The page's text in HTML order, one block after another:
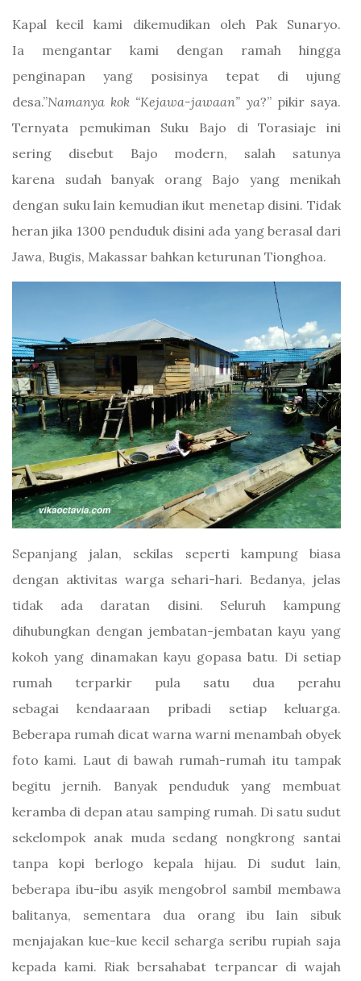
Kapal kecil kami dikemudikan oleh Pak Sunaryo.
Ia mengantar kami dengan ramah hingga
penginapan yang posisinya tepat di ujung
desa.”Namanya kok “Kejawa-jawaan” ya?” pikir saya.
Ternyata pemukiman Suku Bajo di Torasiaje ini
sering disebut Bajo modern, salah satunya
karena sudah banyak orang Bajo yang menikah
dengan suku lain kemudian ikut menetap disini. Tidak
heran jika 1300 penduduk disini ada yang berasal dari
Jawa, Bugis, Makassar bahkan keturunan Tionghoa.
Sepanjang jalan, sekilas seperti kampung biasa
dengan aktivitas warga sehari-hari. Bedanya, jelas
tidak ada daratan disini. Seluruh kampung
dihubungkan dengan jembatan-jembatan kayu yang
kokoh yang dinamakan kayu gopasa batu. Di setiap
rumah terparkir pula satu dua perahu
sebagai kendaaraan pribadi setiap keluarga.
Beberapa rumah dicat warna warni menambah obyek
foto kami. Laut di bawah rumah-rumah itu tampak
begitu jernih. Banyak penduduk yang membuat
keramba di depan atau samping rumah. Di satu sudut
sekelompok anak muda sedang nongkrong santai
tanpa kopi berlogo kepala hijau. Di sudut lain,
beberapa ibu-ibu asyik mengobrol sambil membawa
balitanya, sementara dua orang ibu lain sibuk
menjajakan kue-kue kecil seharga seribu rupiah saja
kepada kami. Riak bersahabat terpancar di wajah